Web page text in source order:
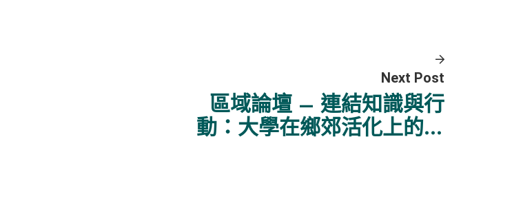
Next Post
區域論壇 – 連結知識與行
動：大學在鄉郊活化上的角